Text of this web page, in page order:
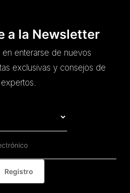
a la Newsletter
en enterarse de nuevos
exclusivas y consejos de
expertos.